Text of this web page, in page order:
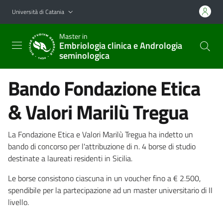
Vai al contenuto principale
Vai al menu di navigazione
Università di Catania
Master in
Embriologia clinica e Andrologia
seminologica
Bando Fondazione Etica
& Valori Marilù Tregua
La Fondazione Etica e Valori Marilù Tregua ha indetto un
bando di concorso per l'attribuzione di n. 4 borse di studio
destinate a laureati residenti in Sicilia.
Le borse consistono ciascuna in un voucher fino a € 2.500,
spendibile per la partecipazione ad un master universitario di II
livello.